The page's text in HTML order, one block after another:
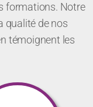
formations. Notre
qualité de nos
témoignent les